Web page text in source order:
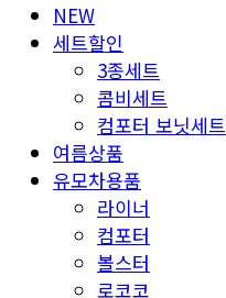
NEW
세트할인
3종세트
콤비세트
컴포터 보닛세트
여름상품
유모차용품
라이너
컴포터
볼스터
로코코